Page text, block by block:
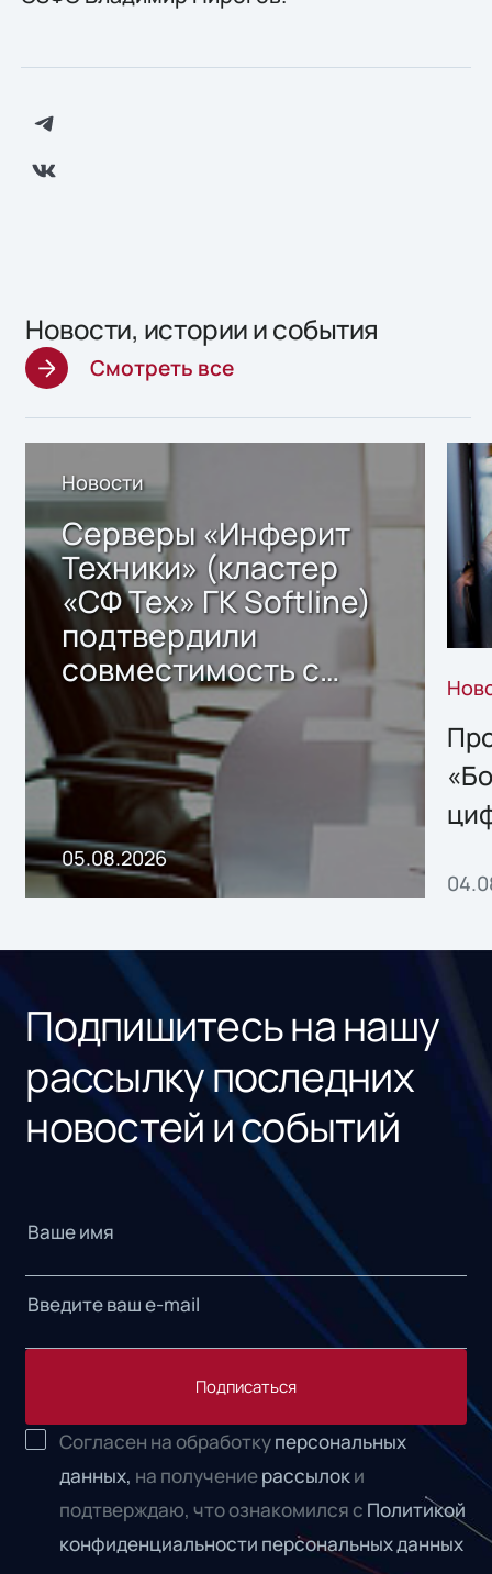
Новости, истории и события
Смотреть все
Новости
Серверы «Инферит
Техники» (кластер
«СФ Тех» ГК Softline)
подтвердили
совместимость с
решением Sharx
Storage 2.x для
хранения данных
05.08.2026
Подпишитесь на нашу
рассылку последних
новостей и событий
Подписаться
Согласен на обработкуперсональных
данных, на получениерассылоки
подтверждаю, что ознакомился с Политикой
конфиденциальности персональных данных